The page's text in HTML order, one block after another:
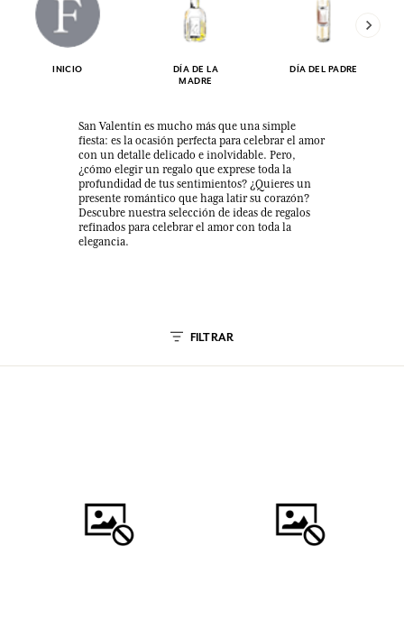
INICIO
DÍA DE LA
MADRE
DÍA DEL PADRE
San Valentín es mucho más que una simple
fiesta: es la ocasión perfecta para celebrar el amor
con un detalle delicado e inolvidable. Pero,
¿cómo elegir un regalo que exprese toda la
profundidad de tus sentimientos? ¿Quieres un
presente romántico que haga latir su corazón?
Descubre nuestra selección de ideas de regalos
refinados para celebrar el amor con toda la
elegancia.
FILTRAR